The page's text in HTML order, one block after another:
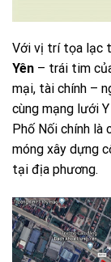
Với vị trí tọa lạc
Yên – trái tim
mại, tài chính –
cùng mạng lưới
Phố Nối chính là
móng xây dựng
tại địa phương.